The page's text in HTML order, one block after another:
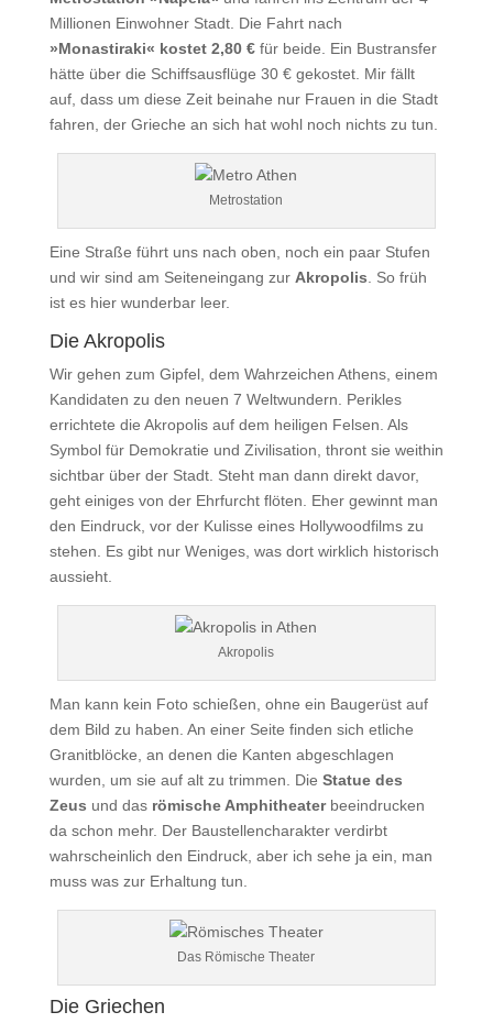
Millionen Einwohner Stadt. Die Fahrt nach
»Monastiraki« kostet 2,80 €für beide. Ein Bustransfer
hätte über die Schiffsausflüge 30 € gekostet. Mir fällt
auf, dass um diese Zeit beinahe nur Frauen in die Stadt
fahren, der Grieche an sich hat wohl noch nichts zu tun.
Metrostation
Eine Straße führt uns nach oben, noch ein paar Stufen
und wir sind am Seiteneingang zur Akropolis . So früh
ist es hier wunderbar leer.
Die Akropolis
Wir gehen zum Gipfel, dem Wahrzeichen Athens, einem
Kandidaten zu den neuen 7 Weltwundern. Perikles
errichtete die Akropolis auf dem heiligen Felsen. Als
Symbol für Demokratie und Zivilisation, thront sie weithin
sichtbar über der Stadt. Steht man dann direkt davor,
geht einiges von der Ehrfurcht flöten. Eher gewinnt man
den Eindruck, vor der Kulisse eines Hollywoodfilms zu
stehen. Es gibt nur Weniges, was dort wirklich historisch
aussieht.
Akropolis
Man kann kein Foto schießen, ohne ein Baugerüst auf
dem Bild zu haben. An einer Seite finden sich etliche
Granitblöcke, an denen die Kanten abgeschlagen
wurden, um sie auf alt zu trimmen. Die Statue des
Zeus und das römische Amphitheaterbeeindrucken
da schon mehr. Der Baustellencharakter verdirbt
wahrscheinlich den Eindruck, aber ich sehe ja ein, man
muss was zur Erhaltung tun.
Das Römische Theater
Die Griechen